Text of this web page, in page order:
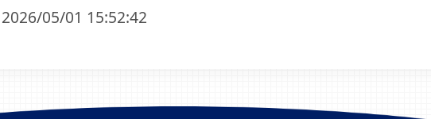
2026/05/01 15:52:42